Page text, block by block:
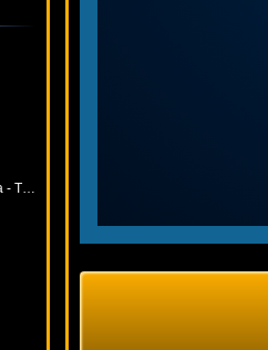
Captain America - The First Avenger Scratch